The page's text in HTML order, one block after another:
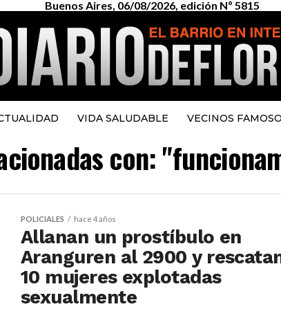
Buenos Aires, 06/08/2026, edición Nº 5815
VIDA SALUDABLE VECINOS
con:
POLICIALES hace 4 años
Allanan un prostíbulo en
Aranguren al 2900 y
10 mujeres explotadas
sexualmente